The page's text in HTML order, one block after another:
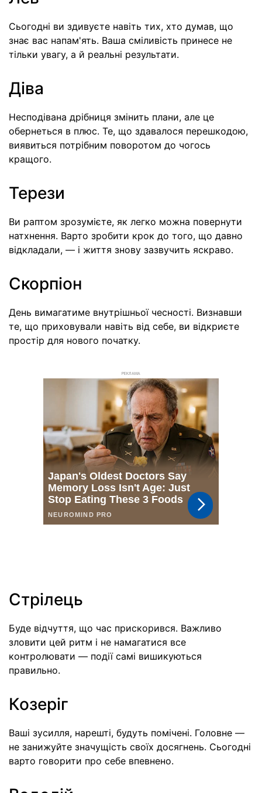
Сьогодні ви здивуєте навіть тих, хто думав, що
знає вас напам'ять. Ваша сміливість принесе не
тільки увагу, а й реальні результати.
Діва
Несподівана дрібниця змінить плани, але це
обернеться в плюс. Те, що здавалося перешкодою,
виявиться потрібним поворотом до чогось
кращого.
Терези
Ви раптом зрозумієте, як легко можна повернути
натхнення. Варто зробити крок до того, що давно
відкладали, — і життя знову зазвучить яскраво.
Скорпіон
День вимагатиме внутрішньої чесності. Визнавши
те, що приховували навіть від себе, ви відкриєте
простір для нового початку.
РЕКЛАМА
Стрілець
Буде відчуття, що час прискорився. Важливо
зловити цей ритм і не намагатися все
контролювати — події самі вишикуються
правильно.
Козеріг
Ваші зусилля, нарешті, будуть помічені. Головне —
не занижуйте значущість своїх досягнень. Сьогодні
варто говорити про себе впевнено.